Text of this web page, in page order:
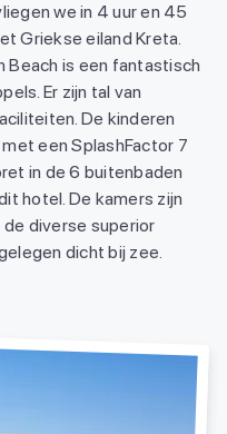
we in 4 uur en 45
Griekse eiland Kreta.
Beach is een fantastisch
Er zijn tal van
De kinderen
een SplashFactor 7
in de 6 buitenbaden
hotel. De kamers zijn
de diverse superior
dicht bij zee.